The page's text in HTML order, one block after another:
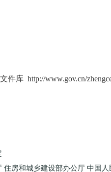
库 http://www.gov.cn/
住房和城乡建设部办公厅 中国